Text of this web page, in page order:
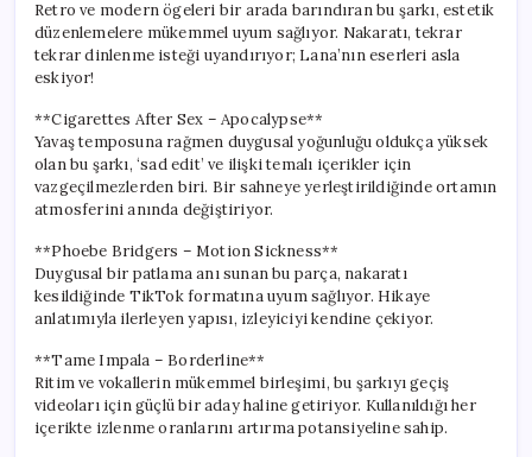
Retro ve modern ögeleri bir arada barındıran bu şarkı, estetik
düzenlemelere mükemmel uyum sağlıyor. Nakaratı, tekrar
tekrar dinlenme isteği uyandırıyor; Lana’nın eserleri asla
eskiyor!
**Cigarettes After Sex – Apocalypse**
Yavaş temposuna rağmen duygusal yoğunluğu oldukça yüksek
olan bu şarkı, ‘sad edit’ ve ilişki temalı içerikler için
vazgeçilmezlerden biri. Bir sahneye yerleştirildiğinde ortamın
atmosferini anında değiştiriyor.
**Phoebe Bridgers – Motion Sickness**
Duygusal bir patlama anı sunan bu parça, nakaratı
kesildiğinde TikTok formatına uyum sağlıyor. Hikaye
anlatımıyla ilerleyen yapısı, izleyiciyi kendine çekiyor.
**Tame Impala – Borderline**
Ritim ve vokallerin mükemmel birleşimi, bu şarkıyı geçiş
videoları için güçlü bir aday haline getiriyor. Kullanıldığı her
içerikte izlenme oranlarını artırma potansiyeline sahip.